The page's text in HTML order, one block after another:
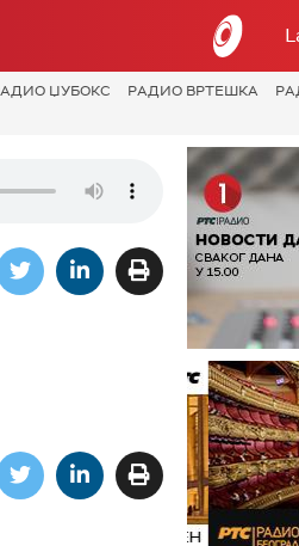
ЏУБОКС РАДИО ВРТЕШКА